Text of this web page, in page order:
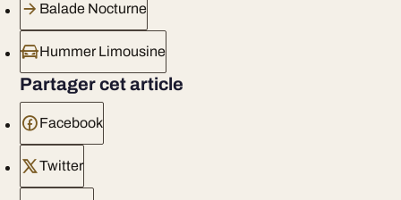
Balade Nocturne
Hummer Limousine
Partager cet article
Facebook
Twitter